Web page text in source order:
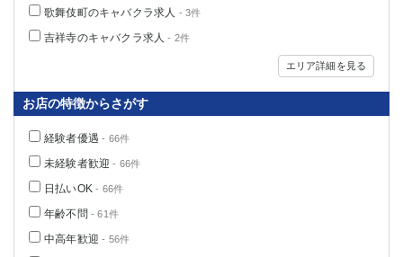
歌舞伎町のキャバクラ求人 - 3件
吉祥寺のキャバクラ求人- 2件
エリア詳細を見る
お店の特徴からさがす
経験者優遇 - 66件
未経験者歓迎 - 66件
日払いOK - 66件
年齢不問 - 61件
中高年歓迎 - 56件